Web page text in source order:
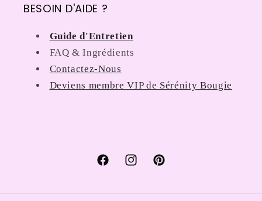
BESOIN D'AIDE ?
Guide d'Entretien
FAQ & Ingrédients
Contactez-Nous
Deviens membre VIP de Sérénity Bougie
FacebookInstagramPinterest